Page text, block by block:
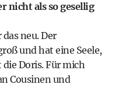
nicht als so gesellig
neu. Der
und hat eine Seele,
Doris. Für mich
Cousinen und